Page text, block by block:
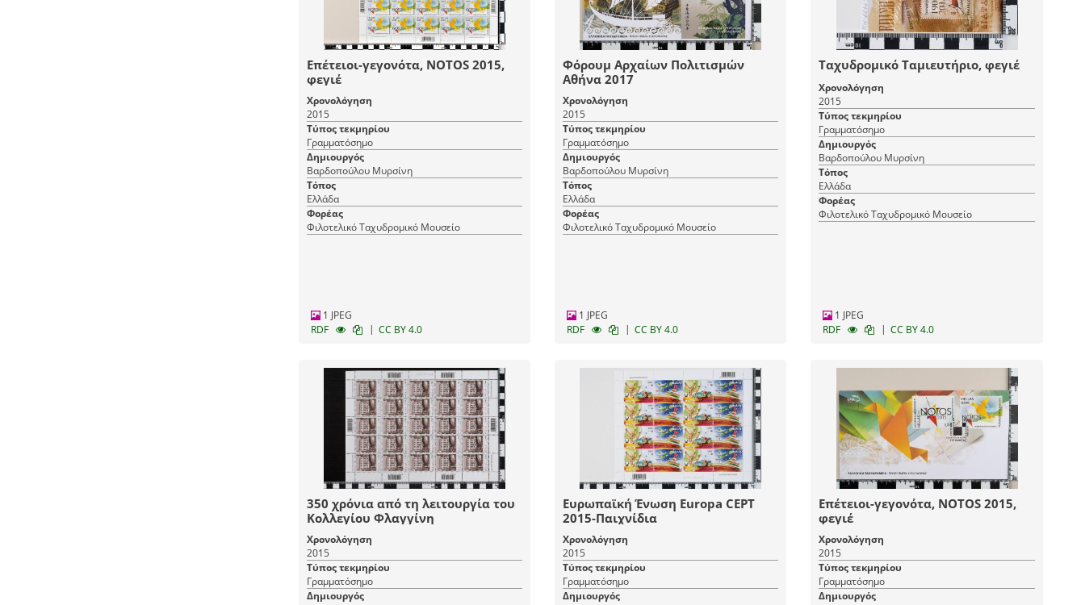
Επέτειοι-γεγονότα, NOTOS 2015,
φεγιέ
Χρονολόγηση
2015
Τύπος τεκμηρίου
Γραμματόσημο
Δημιουργός
Βαρδοπούλου Μυρσίνη
Τόπος
Ελλάδα
Φορέας
Φιλοτελικό Ταχυδρομικό Μουσείο
1 JPEG
RDF
| CC BY 4.0
Φόρουμ Αρχαίων Πολιτισμών
Αθήνα 2017
Χρονολόγηση
2015
Τύπος τεκμηρίου
Γραμματόσημο
Δημιουργός
Βαρδοπούλου Μυρσίνη
Τόπος
Ελλάδα
Φορέας
Φιλοτελικό Ταχυδρομικό Μουσείο
1 JPEG
RDF
| CC BY 4.0
Ταχυδρομικό Ταμιευτήριο, φεγιέ
Χρονολόγηση
2015
Τύπος τεκμηρίου
Γραμματόσημο
Δημιουργός
Βαρδοπούλου Μυρσίνη
Τόπος
Ελλάδα
Φορέας
Φιλοτελικό Ταχυδρομικό Μουσείο
1 JPEG
RDF
| CC BY 4.0
350 χρόνια από τη λειτουργία του
Κολλεγίου Φλαγγίνη
Χρονολόγηση
2015
Τύπος τεκμηρίου
Γραμματόσημο
Δημιουργός
Ευρωπαϊκή Ένωση Europa CEPT
2015-Παιχνίδια
Χρονολόγηση
2015
Τύπος τεκμηρίου
Γραμματόσημο
Δημιουργός
Επέτειοι-γεγονότα, NOTOS 2015,
φεγιέ
Χρονολόγηση
2015
Τύπος τεκμηρίου
Γραμματόσημο
Δημιουργός